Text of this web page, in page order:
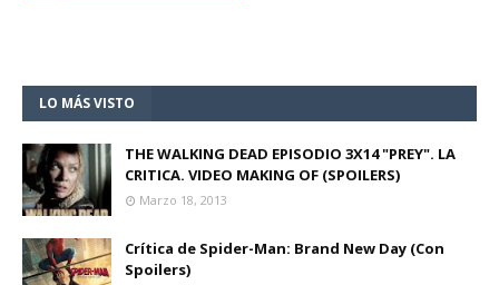
LO MÁS VISTO
THE WALKING DEAD EPISODIO 3X14 "PREY". LA
CRITICA. VIDEO MAKING OF (SPOILERS)
Marzo 18, 2013
Crítica de Spider-Man: Brand New Day (Con
Spoilers)